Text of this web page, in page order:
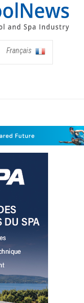
Français